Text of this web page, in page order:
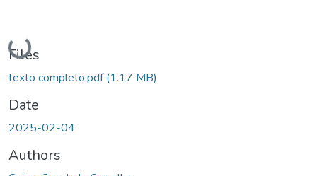
Loading...
Files
texto completo.pdf(1.17 MB)
Date
2025-02-04
Authors